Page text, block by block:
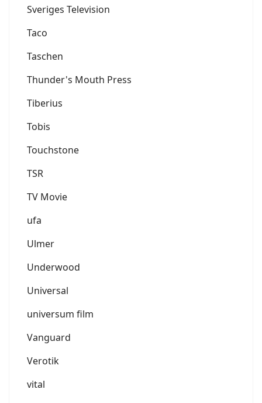
Sveriges Television
Taco
Taschen
Thunder's Mouth Press
Tiberius
Tobis
Touchstone
TSR
TV Movie
ufa
Ulmer
Underwood
Universal
universum film
Vanguard
Verotik
vital